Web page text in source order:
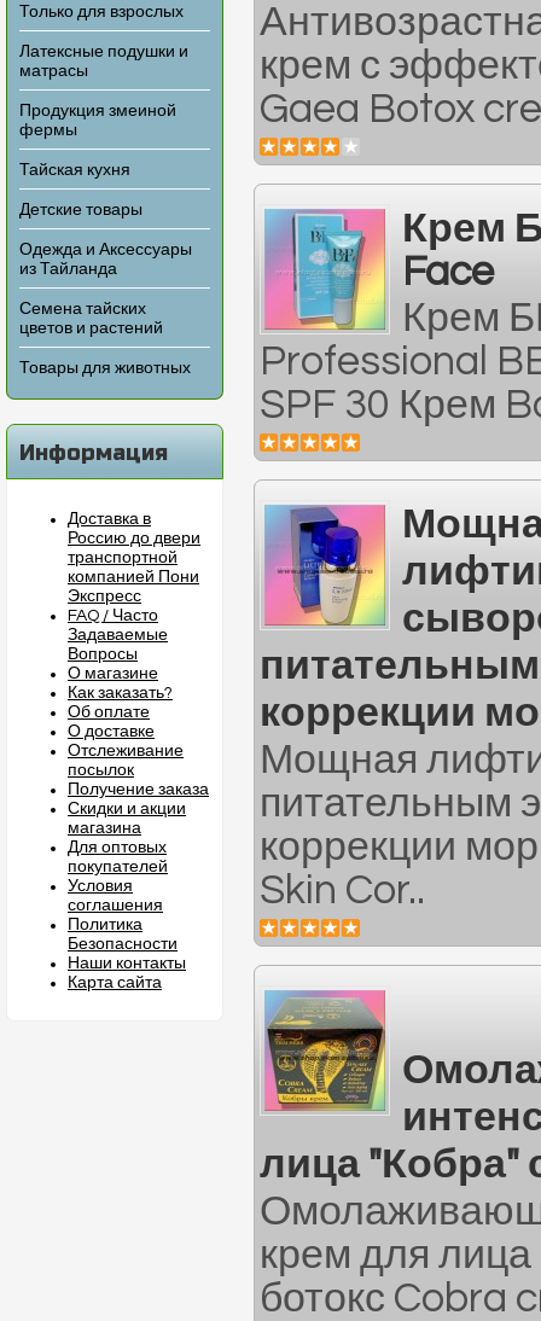
Только для взрослых
Латексные подушки и
матрасы
Продукция змеиной
фермы
Тайская кухня
Детские товары
Одежда и Аксессуары
из Тайланда
Семена тайских
цветов и растений
Товары для животных
Информация
Доставка в
Россию до двери
транспортной
компанией Пони
Экспресс
FAQ / Часто
Задаваемые
Вопросы
О магазине
Как заказать?
Об оплате
О доставке
Отслеживание
посылок
Получение заказа
Скидки и акции
магазина
Для оптовых
покупателей
Условия
соглашения
Политика
Безопасности
Наши контакты
Карта сайта
крем с
Gaea Botox
Крем
Face
Крем
Professional
SPF 30 Крем
коррекции
Мощная
питательным
коррекции
Skin Cor..
лица "Кобра"
крем для
ботокс Cobra